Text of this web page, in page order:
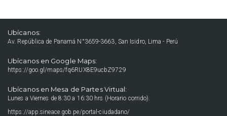
Ubícanos:
Av. República de Panamá N°3659-3663, San Isidro, Lima - Perú
Ubícanos en Google Maps:
https://goo.gl/maps/fq6RUX8E9ucbZ9729
Ubícanos en Mesa de Partes Virtual:
Lunes a Viernes de 8:30 a 16:30 hrs (Horario corrido).
https://app.sineace.gob.pe/portal-ciudadano/